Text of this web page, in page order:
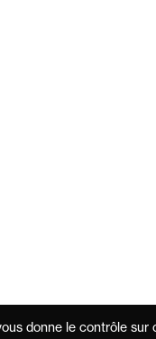
donne le contrôle sur